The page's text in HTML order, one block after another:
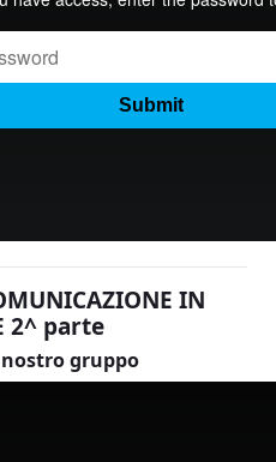
IN
2^ parte
gruppo